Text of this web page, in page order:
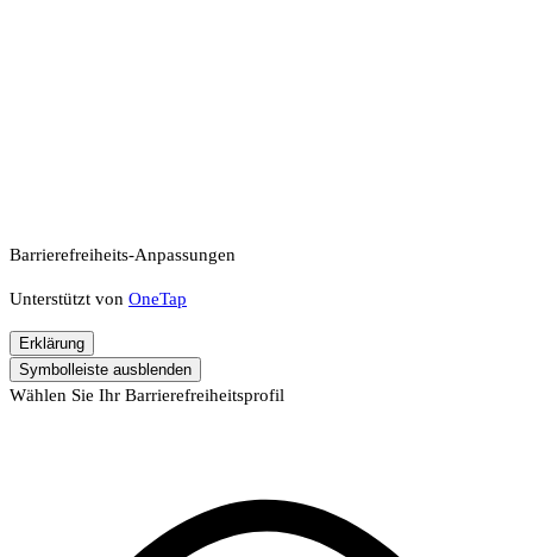
Barrierefreiheits-Anpassungen
Unterstützt von OneTap
Erklärung
Symbolleiste ausblenden
Wählen Sie Ihr Barrierefreiheitsprofil